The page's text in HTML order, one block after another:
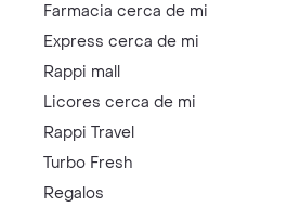
Farmacia cerca de mi
Express cerca de mi
Rappi mall
Licores cerca de mi
Rappi Travel
Turbo Fresh
Regalos